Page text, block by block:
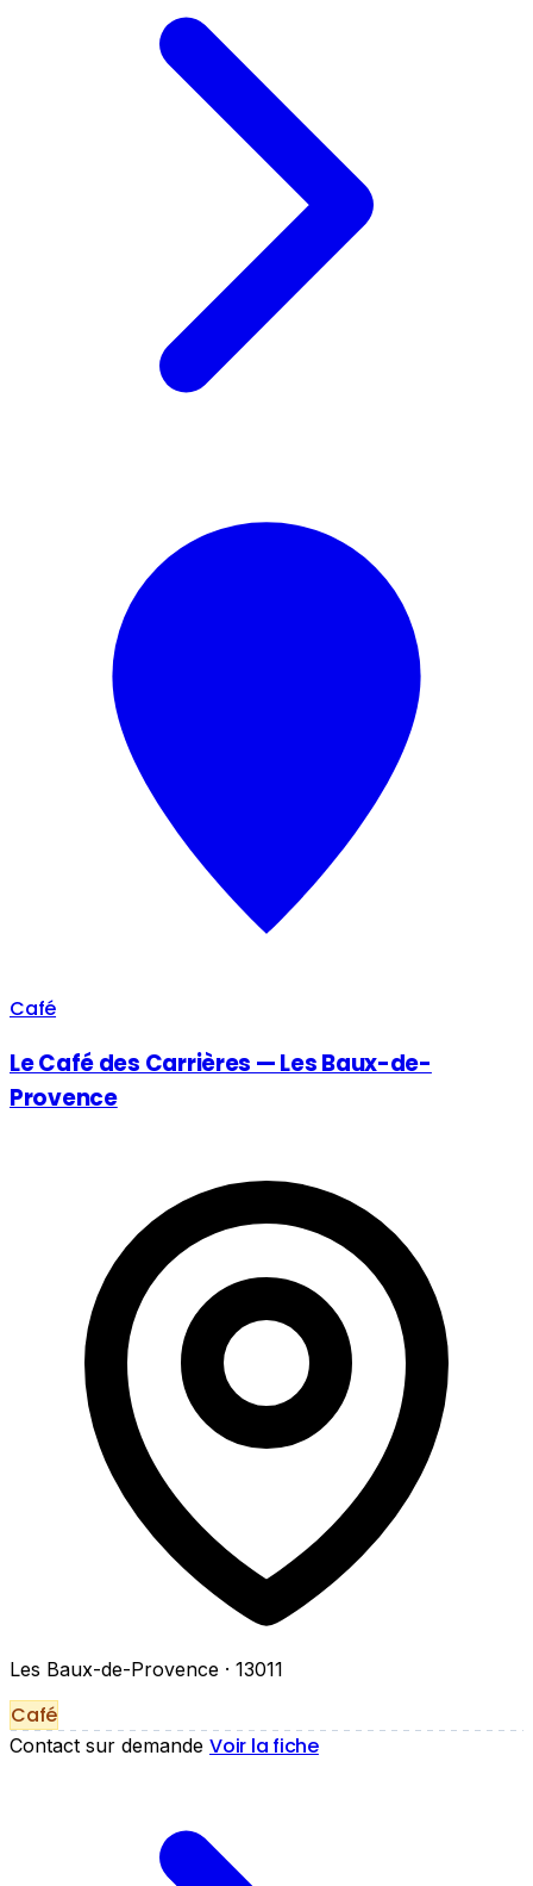
Café
Le Café des Carrières — Les Baux-de-
Provence
Les Baux-de-Provence · 13011
Café
Contact sur demande Voir la fiche